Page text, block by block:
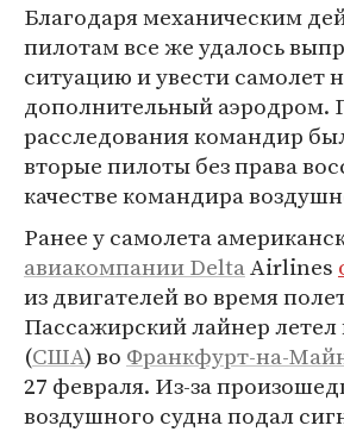
Благодаря механическим
пилотам все же удалось
ситуацию и увести самолет
дополнительный аэродром.
расследования командир
вторые пилоты без права
качестве командира
Ранее у самолета
авиакомпании DeltaAirlines
из двигателей во время
Пассажирский лайнер летел
(США) во Франкфурт-на-
27 февраля. Из-за
воздушного судна подал